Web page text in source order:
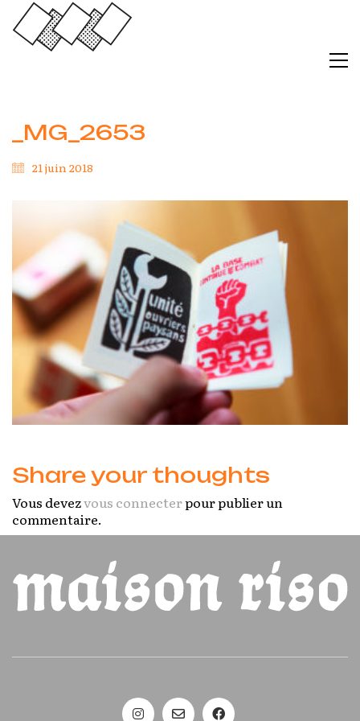
_MG_2653
21 juin 2018
Share your thoughts
Vous devezvous connecterpour publier un
commentaire.